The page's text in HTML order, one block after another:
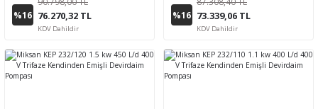
%16 76.270,32 TL
KDV Dahildir
%16 73.339,06 TL
KDV Dahildir